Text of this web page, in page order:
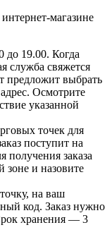
магазине
до 19.00. Когда
служба свяжется
предложит выбрать
Осмотрите
указанной
точек для
поступит на
получения заказа
зоне и назовите
на ваш
код. Заказ нужно
хранения — 3